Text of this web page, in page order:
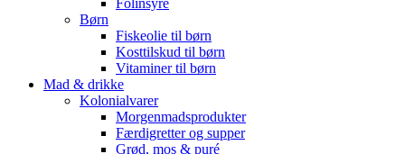
Folinsyre
Børn
Fiskeolie til børn
Kosttilskud til børn
Vitaminer til børn
Mad & drikke
Kolonialvarer
Morgenmadsprodukter
Færdigretter og supper
Grød, mos & puré